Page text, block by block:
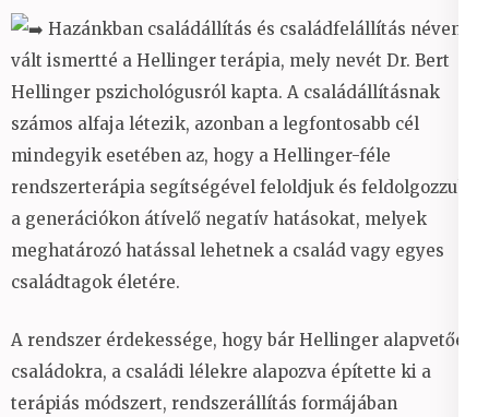
Hazánkban családállítás és családfelállítás néven
vált ismertté a Hellinger terápia, mely nevét Dr. Bert
Hellinger pszichológusról kapta. A családállításnak
számos alfaja létezik, azonban a legfontosabb cél
mindegyik esetében az, hogy a Hellinger-féle
rendszerterápia segítségével feloldjuk és feldolgozzuk
a generációkon átívelő negatív hatásokat, melyek
meghatározó hatással lehetnek a család vagy egyes
családtagok életére.
A rendszer érdekessége, hogy bár Hellinger alapvetően
családokra, a családi lélekre alapozva építette ki a
terápiás módszert, rendszerállítás formájában